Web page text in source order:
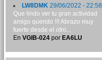
LW8DMK29/06/2022 - 22:58
Que lindo ver tu gran actividad
amigo querido !!! Abrazo muy
fuerte desde el otro...
En VGIB-024por EA6LU